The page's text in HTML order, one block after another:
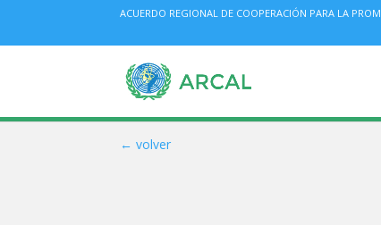
ACUERDO REGIONAL DE COOPERACIÓN PARA LA
← volver